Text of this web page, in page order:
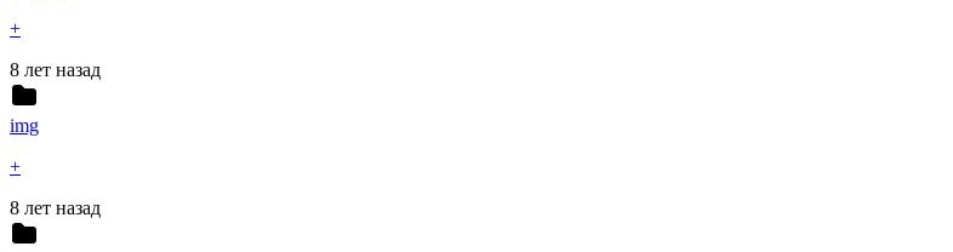
+
8 лет назад
img
+
8 лет назад